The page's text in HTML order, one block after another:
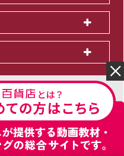
採用情報
方針
て
サイトマップ